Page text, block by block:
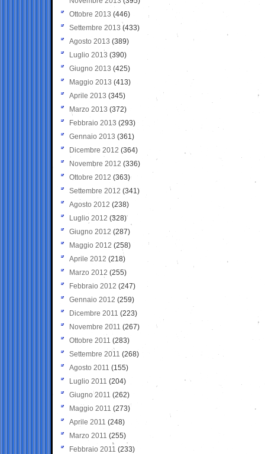
Ottobre 2013 (446)
Settembre 2013 (433)
Agosto 2013 (389)
Luglio 2013 (390)
Giugno 2013 (425)
Maggio 2013 (413)
Aprile 2013 (345)
Marzo 2013 (372)
Febbraio 2013 (293)
Gennaio 2013 (361)
Dicembre 2012 (364)
Novembre 2012 (336)
Ottobre 2012 (363)
Settembre 2012 (341)
Agosto 2012 (238)
Luglio 2012 (328)
Giugno 2012 (287)
Maggio 2012 (258)
Aprile 2012 (218)
Marzo 2012 (255)
Febbraio 2012 (247)
Gennaio 2012 (259)
Dicembre 2011 (223)
Novembre 2011 (267)
Ottobre 2011 (283)
Settembre 2011 (268)
Agosto 2011 (155)
Luglio 2011 (204)
Giugno 2011 (262)
Maggio 2011 (273)
Aprile 2011 (248)
Marzo 2011 (255)
Febbraio 2011 (233)